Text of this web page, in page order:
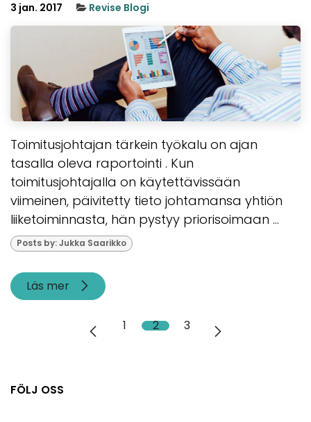
3 jan. 2017 Revise Blogi
Toimitusjohtajan tärkein työkalu on ajan
tasalla oleva raportointi . Kun
toimitusjohtajalla on käytettävissään
viimeinen, päivitetty tieto johtamansa yhtiön
liiketoiminnasta, hän pystyy priorisoimaan ...
Posts by: Jukka Saarikko
Läs mer
1 2 3
FÖLJ OSS